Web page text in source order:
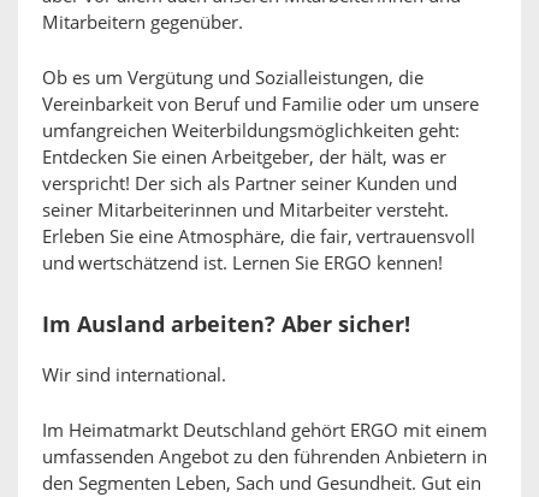
Mitarbeitern gegenüber.
Ob es um Vergütung und Sozialleistungen, die
Vereinbarkeit von Beruf und Familie oder um unsere
umfangreichen Weiterbildungsmöglichkeiten geht:
Entdecken Sie einen Arbeitgeber, der hält, was er
verspricht! Der sich als Partner seiner Kunden und
seiner Mitarbeiterinnen und Mitarbeiter versteht.
Erleben Sie eine Atmosphäre, die fair, vertrauensvoll
und wertschätzend ist. Lernen Sie ERGO kennen!
Im Ausland arbeiten? Aber sicher!
Wir sind international.
Im Heimatmarkt Deutschland gehört ERGO mit einem
umfassenden Angebot zu den führenden Anbietern in
den Segmenten Leben, Sach und Gesundheit. Gut ein